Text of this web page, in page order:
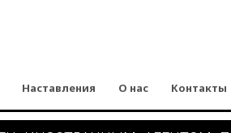
Наставления О нас Контакты